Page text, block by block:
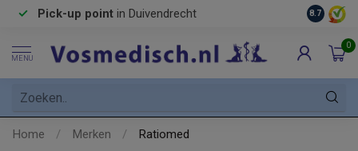
Pick-up point in Duivendrecht 8.7
MENU
0
Home / Merken / Ratiomed